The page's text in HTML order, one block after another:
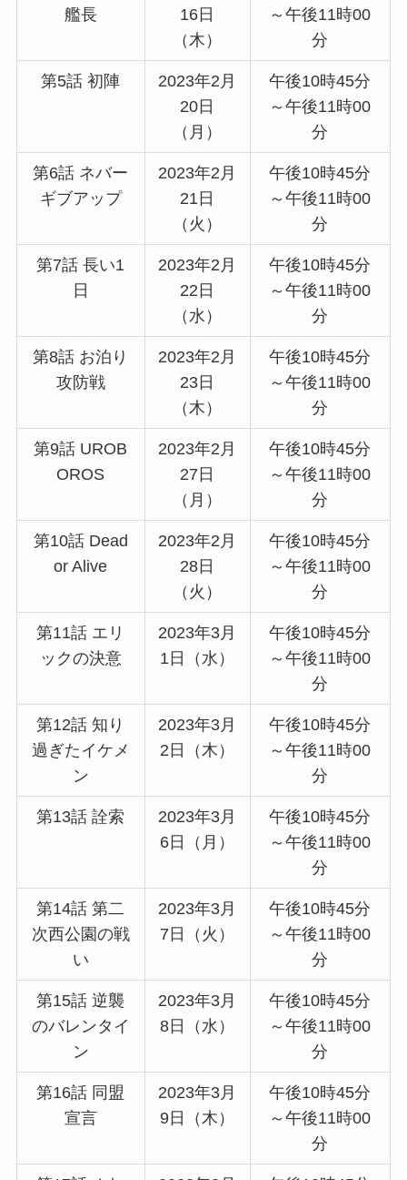
艦長
16日
（木）
～午後11時00
分
第5話 初陣
2023年2月
20日
（月）
午後10時45分
～午後11時00
分
第6話 ネバー
ギブアップ
2023年2月
21日
（火）
午後10時45分
～午後11時00
分
第7話 長い1
日
2023年2月
22日
（水）
午後10時45分
～午後11時00
分
第8話 お泊り
攻防戦
2023年2月
23日
（木）
午後10時45分
～午後11時00
分
第9話 UROB
OROS
2023年2月
27日
（月）
午後10時45分
～午後11時00
分
第10話 Dead
or Alive
2023年2月
28日
（火）
午後10時45分
～午後11時00
分
第11話 エリ
ックの決意
2023年3月
1日（水）
午後10時45分
～午後11時00
分
第12話 知り
過ぎたイケメ
ン
2023年3月
2日（木）
午後10時45分
～午後11時00
分
第13話 詮索
2023年3月
6日（月）
午後10時45分
～午後11時00
分
第14話 第二
次西公園の戦
い
2023年3月
7日（火）
午後10時45分
～午後11時00
分
第15話 逆襲
のバレンタイ
ン
2023年3月
8日（水）
午後10時45分
～午後11時00
分
第16話 同盟
宣言
2023年3月
9日（木）
午後10時45分
～午後11時00
分